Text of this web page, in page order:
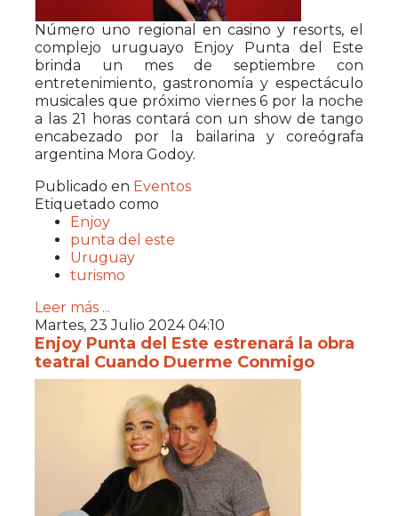
Número uno regional en casino y resorts, el
complejo uruguayo Enjoy Punta del Este
brinda un mes de septiembre con
entretenimiento, gastronomía y espectáculo
musicales que próximo viernes 6 por la noche
a las 21 horas contará con un show de tango
encabezado por la bailarina y coreógrafa
argentina Mora Godoy.
Publicado en Eventos
Etiquetado como
Enjoy
punta del este
Uruguay
turismo
Leer más ...
Martes, 23 Julio 2024 04:10
Enjoy Punta del Este estrenará la obra
teatral Cuando Duerme Conmigo